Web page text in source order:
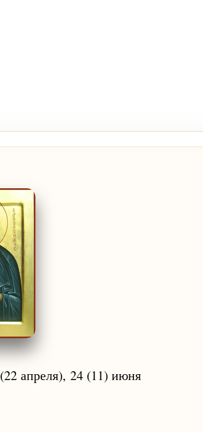
апреля), 24 (11) июня